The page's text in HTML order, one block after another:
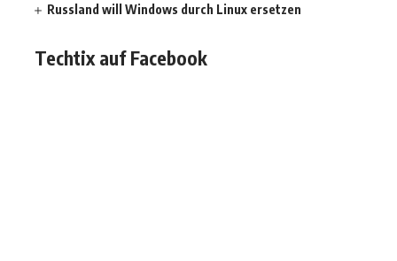
Russland will Windows durch Linux ersetzen
Techtix auf Facebook